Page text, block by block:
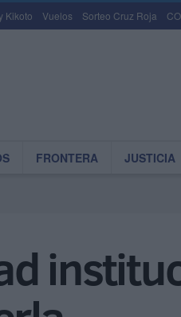
Kikoto Vuelos Sorteo Cruz Roja
FRONTERA JUSTICIA